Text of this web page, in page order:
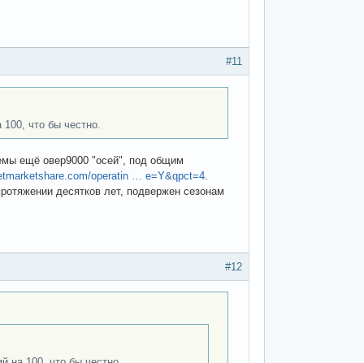
#11
что бы честно.
ещё овер9000 "осей", под общим
operatin … e=Y&qpct=4
десятков лет, подвержен сезонам
#12